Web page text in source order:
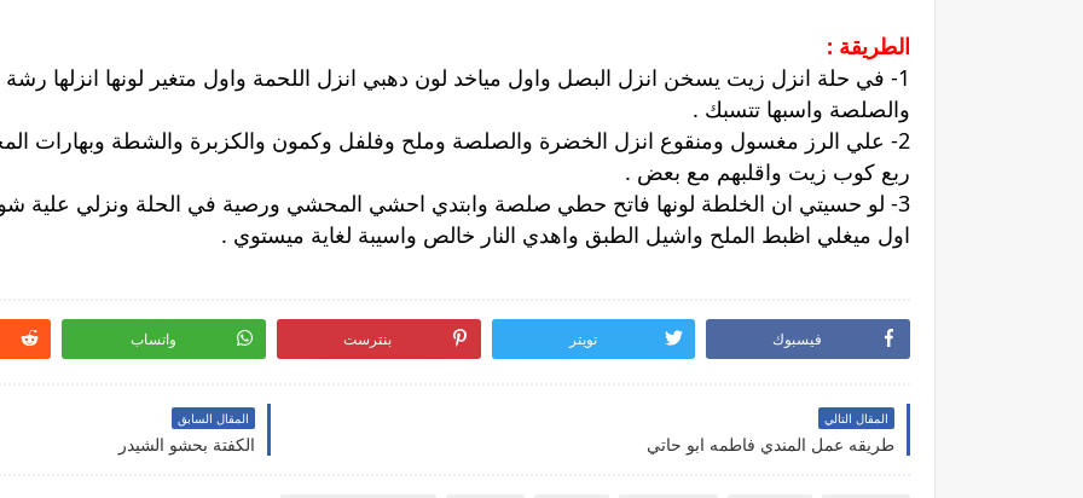
الطريقة :
1- في حلة انزل زيت يسخن انزل البصل واول مياخد لون دهبي انزل اللحمة واول متغير لونها انزلها
والصلصة واسبها تتسبك .
2- علي الرز مغسول ومنقوع انزل الخضرة والصلصة وملح وفلفل وكمون والكزبرة والشطة وبهارات
ربع كوب زيت واقلبهم مع بعض .
3- لو حسيتي ان الخلطة لونها فاتح حطي صلصة وابتدي احشي المحشي ورصية في الحلة ونزلي علية
اول ميغلي اظبط الملح واشيل الطبق واهدي النار خالص واسيبة لغاية ميستوي .
فيسبوك تويتر بنترست واتساب
المقال التالي
طريقه عمل المندي فاطمه ابو حاتي
المقال السابق
الكفتة بحشو الشيدر